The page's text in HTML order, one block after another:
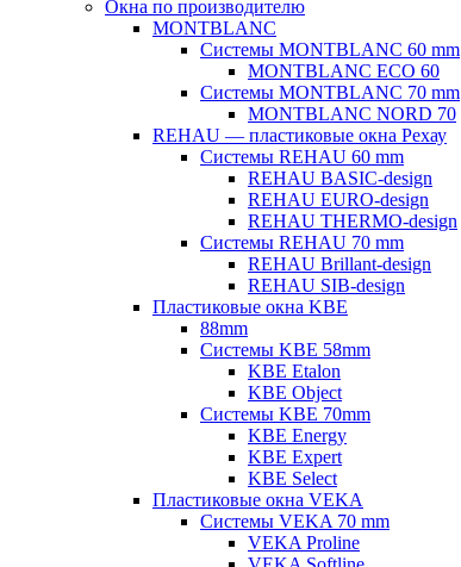
Окна по производителю
MONTBLANC
Системы MONTBLANC 60 mm
MONTBLANC ECO 60
Системы MONTBLANC 70 mm
MONTBLANC NORD 70
REHAU — пластиковые окна Рехау
Системы REHAU 60 mm
REHAU BASIC-design
REHAU EURO-design
REHAU THERMO-design
Системы REHAU 70 mm
REHAU Brillant-design
REHAU SIB-design
Пластиковые окна KBE
88mm
Системы KBE 58mm
KBE Etalon
KBE Object
Системы KBE 70mm
KBE Energy
KBE Expert
KBE Select
Пластиковые окна VEKA
Cистемы VEKA 70 mm
VEKA Proline